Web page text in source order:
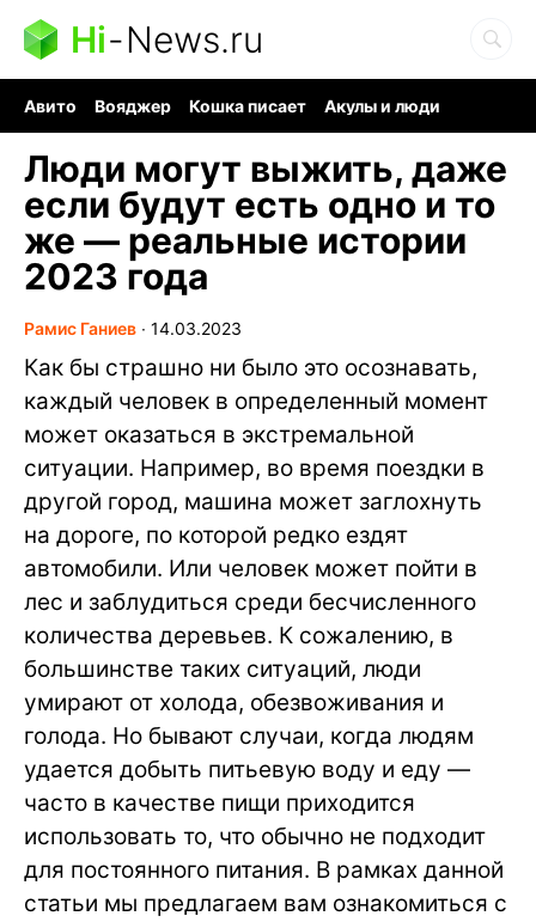
Hi-News.ru
Авито Вояджер Кошка писает
Акулы и люди
Люди могут выжить, даже
если будут есть одно и то
же — реальные истории
2023 года
Рамис Ганиев ∙ 14.03.2023
Как бы страшно ни было это осознавать,
каждый человек в определенный момент
может оказаться в экстремальной
ситуации. Например, во время поездки в
другой город, машина может заглохнуть
на дороге, по которой редко ездят
автомобили. Или человек может пойти в
лес и заблудиться среди бесчисленного
количества деревьев. К сожалению, в
большинстве таких ситуаций, люди
умирают от холода, обезвоживания и
голода. Но бывают случаи, когда людям
удается добыть питьевую воду и еду —
часто в качестве пищи приходится
использовать то, что обычно не подходит
для постоянного питания. В рамках данной
статьи мы предлагаем вам ознакомиться с